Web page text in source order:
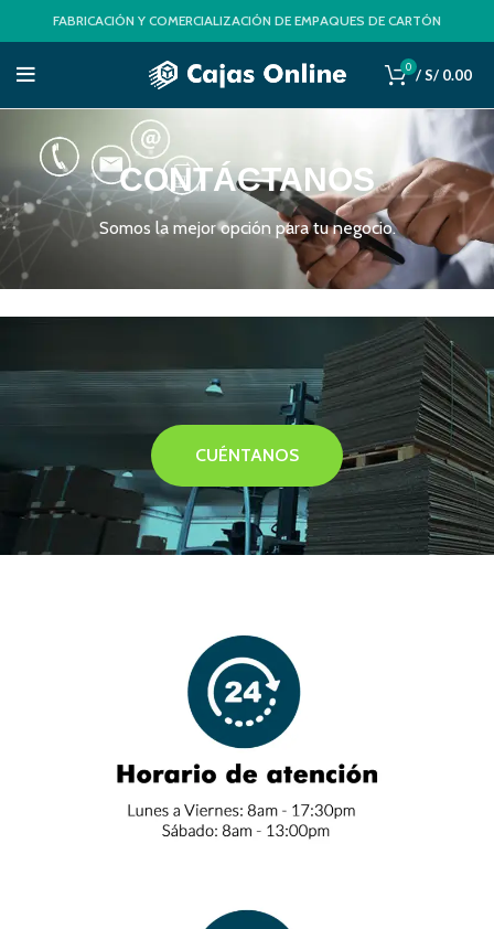
FABRICACIÓN Y COMERCIALIZACIÓN DE EMPAQUES DE CARTÓN
0 /S/ 0.00
CONTÁCTANOS
Somos la mejor opción para tu negocio.
CUÉNTANOS